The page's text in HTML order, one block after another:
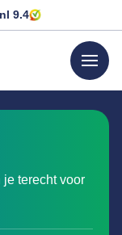
9.4
menu
je terecht voor